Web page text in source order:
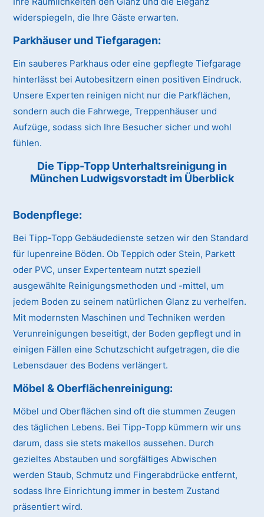
widerspiegeln, die Ihre Gäste erwarten.
Parkhäuser und Tiefgaragen:
Ein sauberes Parkhaus oder eine gepflegte Tiefgarage
hinterlässt bei Autobesitzern einen positiven Eindruck.
Unsere Experten reinigen nicht nur die Parkflächen,
sondern auch die Fahrwege, Treppenhäuser und
Aufzüge, sodass sich Ihre Besucher sicher und wohl
fühlen.
Die Tipp-Topp Unterhaltsreinigung in
München Ludwigsvorstadt im Überblick
Bodenpflege:
Bei Tipp-Topp Gebäudedienste setzen wir den Standard
für lupenreine Böden. Ob Teppich oder Stein, Parkett
oder PVC, unser Expertenteam nutzt speziell
ausgewählte Reinigungsmethoden und -mittel, um
jedem Boden zu seinem natürlichen Glanz zu verhelfen.
Mit modernsten Maschinen und Techniken werden
Verunreinigungen beseitigt, der Boden gepflegt und in
einigen Fällen eine Schutzschicht aufgetragen, die die
Lebensdauer des Bodens verlängert.
Möbel & Oberflächenreinigung:
Möbel und Oberflächen sind oft die stummen Zeugen
des täglichen Lebens. Bei Tipp-Topp kümmern wir uns
darum, dass sie stets makellos aussehen. Durch
gezieltes Abstauben und sorgfältiges Abwischen
werden Staub, Schmutz und Fingerabdrücke entfernt,
sodass Ihre Einrichtung immer in bestem Zustand
präsentiert wird.